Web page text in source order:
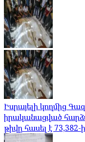
Իսրայելի կողմից
իրականացված
թիվը հասել է 73,382-ի